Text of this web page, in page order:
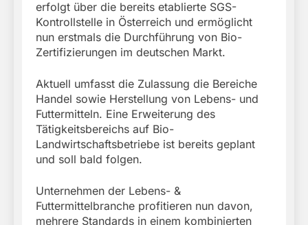
erfolgt über die bereits etablierte SGS-
Kontrollstelle in Österreich und ermöglicht
nun erstmals die Durchführung von Bio-
Zertifizierungen im deutschen Markt.
Aktuell umfasst die Zulassung die Bereiche
Handel sowie Herstellung von Lebens- und
Futtermitteln. Eine Erweiterung des
Tätigkeitsbereichs auf Bio-
Landwirtschaftsbetriebe ist bereits geplant
und soll bald folgen.
Unternehmen der Lebens- &
Futtermittelbranche profitieren nun davon,
mehrere Standards in einem kombinierten